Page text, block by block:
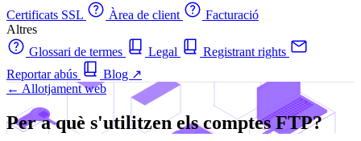
Certificats SSL
Àrea de client
Facturació
Altres
Glossari de termes
Legal
Registrant rights
Reportar abús
Blog ↗
← Allotjament web
Per a què s'utilitzen els comptes FTP?